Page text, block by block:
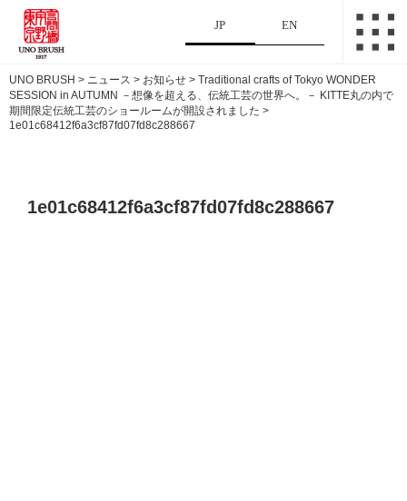
JP EN
UNO BRUSH > ニュース > お知らせ > Traditional crafts of Tokyo WONDER
SESSION in AUTUMN －想像を超える、伝統工芸の世界へ。－ KITTE丸の内で
期間限定伝統工芸のショールームが開設されました >
1e01c68412f6a3cf87fd07fd8c288667
1e01c68412f6a3cf87fd07fd8c288667